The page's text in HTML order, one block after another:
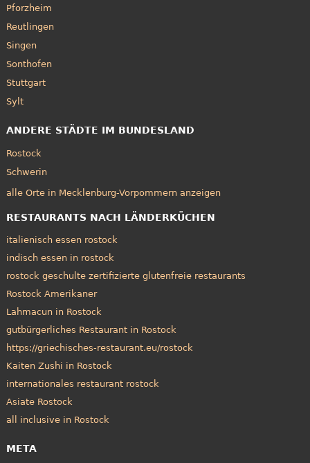
Pforzheim
Reutlingen
Singen
Sonthofen
Stuttgart
Sylt
ANDERE STÄDTE IM BUNDESLAND
Rostock
Schwerin
alle Orte in Mecklenburg-Vorpommern anzeigen
RESTAURANTS NACH LÄNDERKÜCHEN
italienisch essen rostock
indisch essen in rostock
rostock geschulte zertifizierte glutenfreie restaurants
Rostock Amerikaner
Lahmacun in Rostock
gutbürgerliches Restaurant in Rostock
https://griechisches-restaurant.eu/rostock
Kaiten Zushi in Rostock
internationales restaurant rostock
Asiate Rostock
all inclusive in Rostock
META